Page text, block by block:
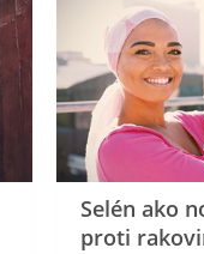
Selén ako
proti